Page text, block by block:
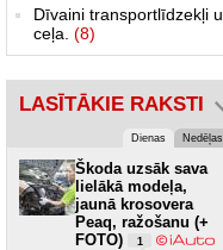
Dīvaini transportlīdzekļi
ceļa. (8)
LASĪTĀKIE RAKSTI
Dienas Nedēļas
Škoda uzsāk sava
lielākā modeļa,
jaunā krosovera
Peaq, ražošanu (+
FOTO)
1